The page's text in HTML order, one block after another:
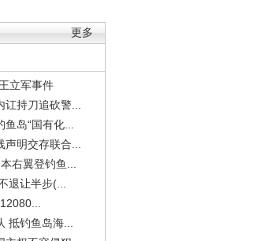
更多
立军事件
持刀追砍警...
岛“国有化...
明交存联合...
右翼登钓鱼...
退让半步(...
抵钓鱼岛海...